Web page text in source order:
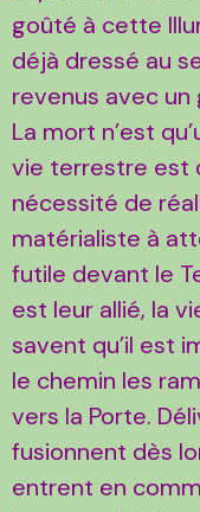
goûté à cette
déjà dressé au
revenus avec
La mort n’est
vie terrestre est
nécessité de
matérialiste à
futile devant le
est leur allié, la
savent qu’il est
le chemin les
vers la Porte.
fusionnent dès
entrent en